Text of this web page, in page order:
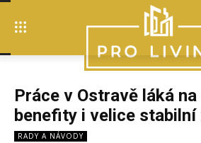
Práce v Ostravě láká
benefity i velice stabilní
RADY A NÁVODY